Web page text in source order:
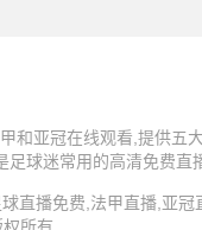
和亚冠在线观看,提供五
球迷常用的高清免费直
直播免费,法甲直播,亚